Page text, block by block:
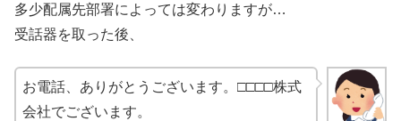
多少配属先部署によっては変わりますが…
受話器を取った後、
お電話、ありがとうございます。□□□□株式
会社でございます。